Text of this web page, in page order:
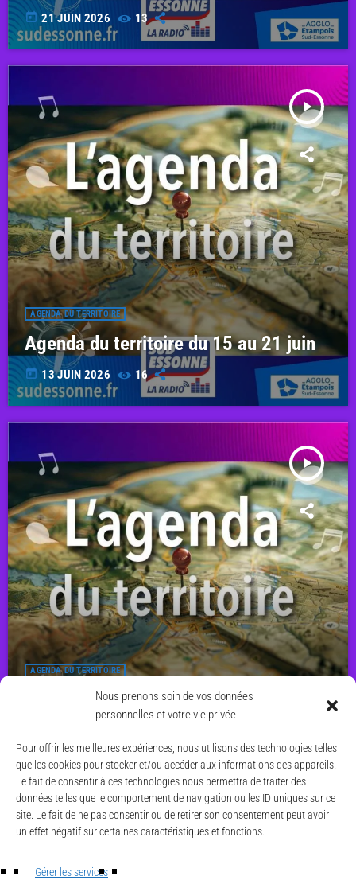
Nous prenons soin de vos données
personnelles et votre vie privée
Pour offrir les meilleures expériences, nous utilisons des technologies telles
que les cookies pour stocker et/ou accéder aux informations des appareils.
Le fait de consentir à ces technologies nous permettra de traiter des
données telles que le comportement de navigation ou les ID uniques sur ce
site. Le fait de ne pas consentir ou de retirer son consentement peut avoir
un effet négatif sur certaines caractéristiques et fonctions.
Gérer les services
today 21 JUIN 2026 13
play_arrow
AGENDA DU TERRITOIRE
Agenda du territoire du 15 au 21 juin
today 13 JUIN 2026 16
play_arrow
AGENDA DU TERRITOIRE
Agenda du territoire du 8 au 14 juin
© CAESE - 2024/2026
LA UNE
ACTUALITÉS